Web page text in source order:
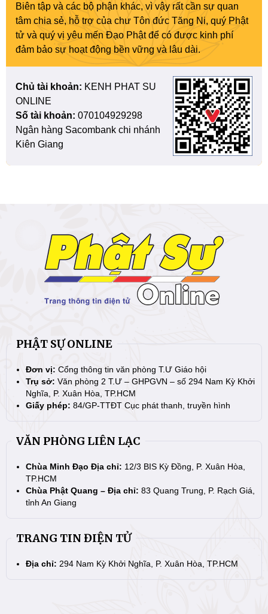
Biên tập và các bộ phận khác, vì vậy rất cần sự quan
tâm chia sẻ, hỗ trợ của chư Tôn đức Tăng Ni, quý Phật
tử và quý vị yêu mến Đạo Phật để có được kinh phí
đảm bảo sự hoạt động bền vững và lâu dài.
Chủ tài khoản: KENH PHAT SU
ONLINE
Số tài khoản: 070104929298
Ngân hàng Sacombank chi nhánh
Kiên Giang
PHẬT SỰ ONLINE
Đơn vị: Cổng thông tin văn phòng T.Ư Giáo hội
Trụ sở: Văn phòng 2 T.Ư – GHPGVN – số 294 Nam Kỳ Khởi
Nghĩa, P. Xuân Hòa, TP.HCM
Giấy phép: 84/GP-TTĐT Cục phát thanh, truyền hình
VĂN PHÒNG LIÊN LẠC
Chùa Minh Đạo Địa chỉ: 12/3 BIS Kỳ Đồng, P. Xuân Hòa,
TP.HCM
Chùa Phật Quang – Địa chỉ: 83 Quang Trung, P. Rạch Giá,
tỉnh An Giang
TRANG TIN ĐIỆN TỬ
Địa chỉ: 294 Nam Kỳ Khởi Nghĩa, P. Xuân Hòa, TP.HCM